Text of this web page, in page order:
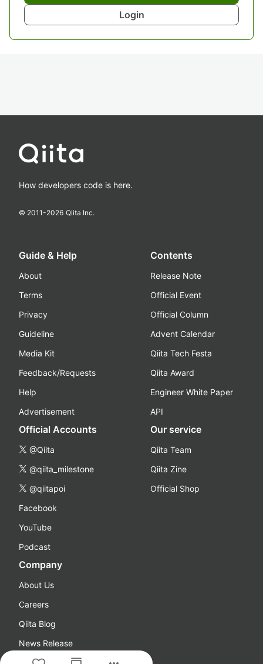
Login
How developers code is here.
© 2011-2026 Qiita Inc.
Guide & Help
About
Terms
Privacy
Guideline
Media Kit
Feedback/Requests
Help
Advertisement
Contents
Release Note
Official Event
Official Column
Advent Calendar
Qiita Tech Festa
Qiita Award
Engineer White Paper
API
Official Accounts
@Qiita
@qiita_milestone
@qiitapoi
Facebook
YouTube
Podcast
Our service
Qiita Team
Qiita Zine
Official Shop
Company
About Us
Careers
Qiita Blog
News Release